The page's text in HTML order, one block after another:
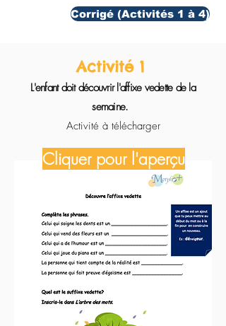
Corrigé (Activités 1 à 4)
Activité 1
L'enfant doit découvrir l'affixe vedette de la
semaine.
Activité à télécharger
Cliquer pour l'aperçu